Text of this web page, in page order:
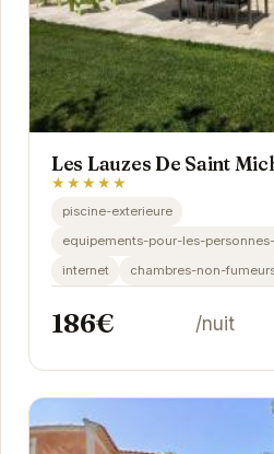
Les Lauzes De Saint
★★★★★
piscine-exterieure
equipements-pour-les-
internet
chambres-non-
186€ /nuit